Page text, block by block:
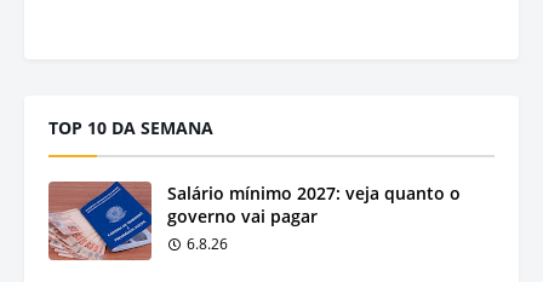
TOP 10 DA SEMANA
Salário mínimo 2027: veja quanto o
governo vai pagar
6.8.26